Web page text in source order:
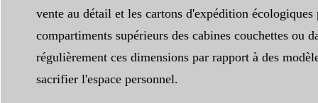
vente au détail et les cartons d'expédition
compartiments supérieurs des cabines couchettes ou
régulièrement ces dimensions par rapport à des
sacrifier l'espace personnel.